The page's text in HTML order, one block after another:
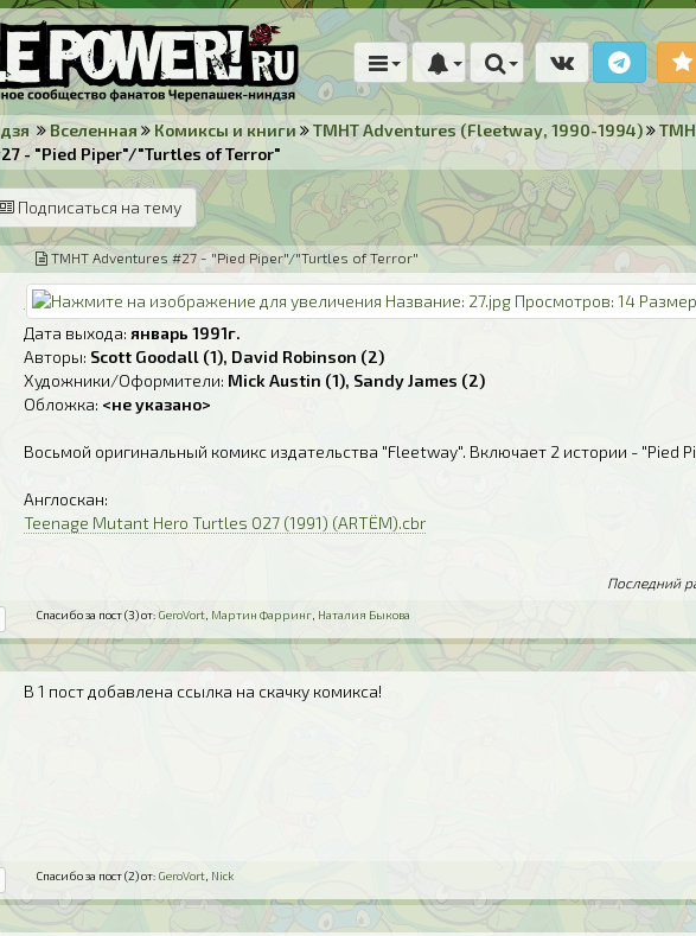
Вселенная Комиксы и книги TMHT Adventures (Fleetway, 1990-1994)
- "Pied Piper"/"Turtles of Terror"
Подписаться на тему
TMHT Adventures #27 - "Pied Piper"/"Turtles of Terror"
Дата выхода: январь 1991г.
Авторы: Scott Goodall (1), David Robinson (2)
Художники/Оформители: Mick Austin (1), Sandy James (2)
Обложка: <не указано>
Восьмой оригинальный комикс издательства "Fleetway". Включает 2 истории - "Pied
Англоскан:
Teenage Mutant Hero Turtles 027 (1991) (ARTЁM).cbr
Последний
Спасибо за пост (3) от: GeroVort Мартин Фарринг Наталия Быкова
В 1 пост добавлена ссылка на скачку комикса!
Спасибо за пост (2) от: GeroVort Nick